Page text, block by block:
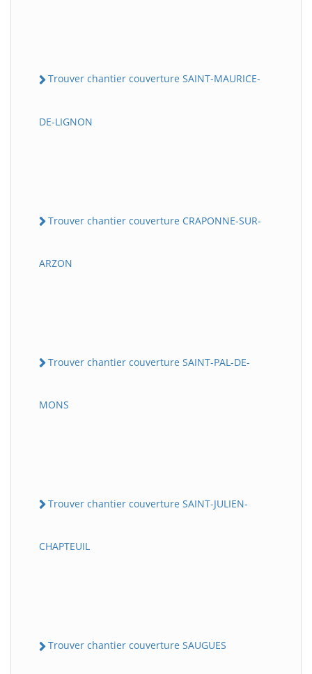
Trouver chantier couverture SAINT-MAURICE-
DE-LIGNON
Trouver chantier couverture CRAPONNE-SUR-
ARZON
Trouver chantier couverture SAINT-PAL-DE-
MONS
Trouver chantier couverture SAINT-JULIEN-
CHAPTEUIL
Trouver chantier couverture SAUGUES